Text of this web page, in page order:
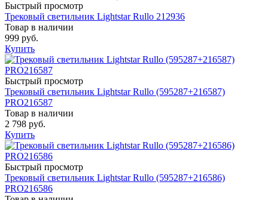
Быстрый просмотр
Трековый светильник Lightstar Rullo 212936
Товар в наличии
999 руб.
Купить
Быстрый просмотр
Трековый светильник Lightstar Rullo (595287+216587)
PRO216587
Товар в наличии
2 798 руб.
Купить
Быстрый просмотр
Трековый светильник Lightstar Rullo (595287+216586)
PRO216586